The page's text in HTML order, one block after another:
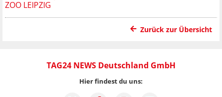
OO LEIPZIG
Zurück zur Übersicht
TAG24 NEWS Deutschland GmbH
Hier findest du uns: